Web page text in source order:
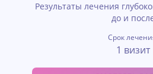
Результаты лечения
до и
Срок
1 визит